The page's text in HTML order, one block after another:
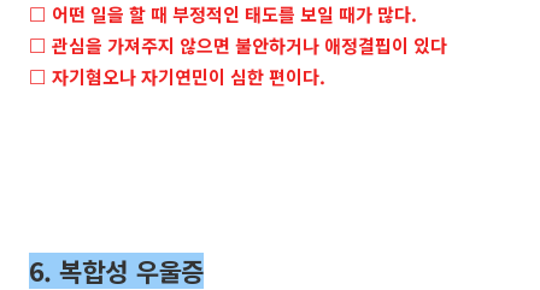
□ 어떤 일을 할 때 부정적인 태도를 보일 때가 많다.
□ 관심을 가져주지 않으면 불안하거나 애정결핍이 있다
□ 자기혐오나 자기연민이 심한 편이다.
6. 복합성 우울증